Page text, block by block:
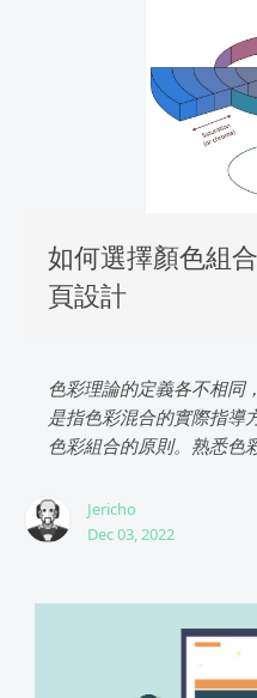
如何選擇顏色組
頁設計
色彩理論的定義各不相同
是指色彩混合的實際指導
色彩組合的原則。熟悉色
Jericho
Dec 03, 2022